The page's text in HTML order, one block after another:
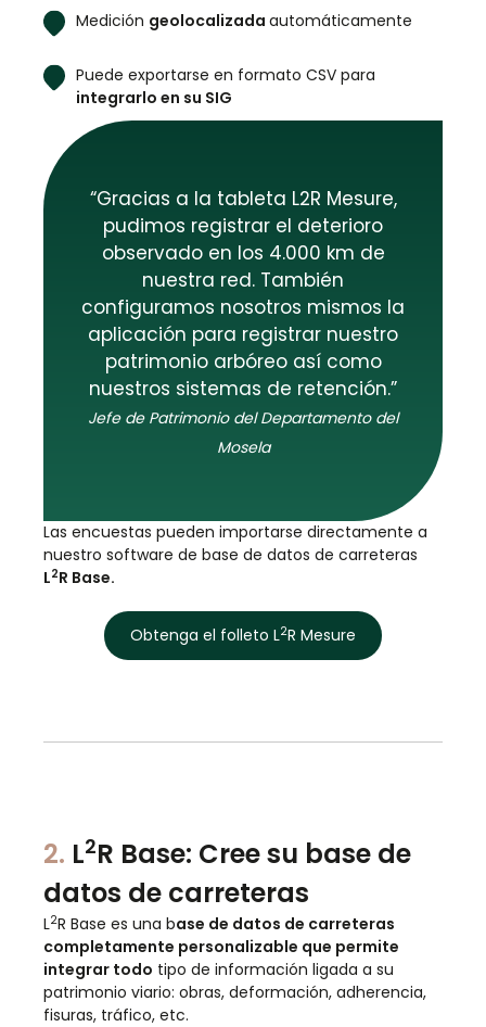
Medición geolocalizada automáticamente
Puede exportarse en formato CSV para
integrarlo en su SIG
“Gracias a la tableta L2R Mesure,
pudimos registrar el deterioro
observado en los 4.000 km de
nuestra red. También
configuramos nosotros mismos la
aplicación para registrar nuestro
patrimonio arbóreo así como
nuestros sistemas de retención.”
Jefe de Patrimonio del Departamento del
Mosela
Las encuestas pueden importarse directamente a
nuestro software de base de datos de carreteras
L2R Base.
Obtenga el folleto L2R Mesure
2. L2R Base: Cree su base de
datos de carreteras
L2R Base es una base de datos de carreteras
completamente personalizable que permite
integrar todo tipo de información ligada a su
patrimonio viario: obras, deformación, adherencia,
fisuras, tráfico, etc.